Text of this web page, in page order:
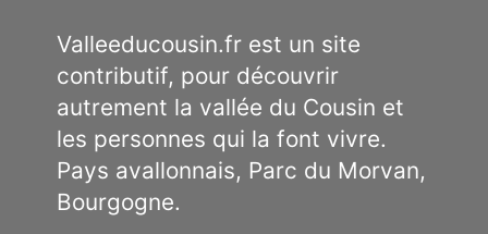
Valleeducousin.fr est un site
contributif, pour découvrir
autrement la vallée du Cousin et
les personnes qui la font vivre.
Pays avallonnais, Parc du Morvan,
Bourgogne.